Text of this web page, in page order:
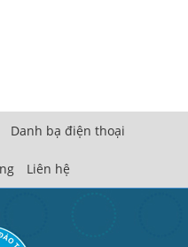
Danh bạ điện thoại
Liên hệ